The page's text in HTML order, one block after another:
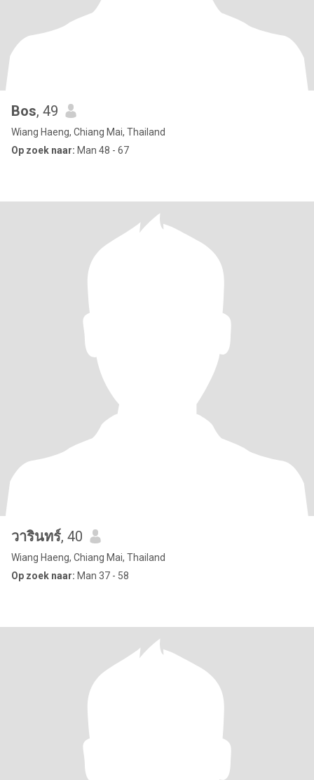
Bos, 49
Wiang Haeng, Chiang Mai, Thailand
Op zoek naar: Man 48 - 67
วารินทร์, 40
Wiang Haeng, Chiang Mai, Thailand
Op zoek naar: Man 37 - 58